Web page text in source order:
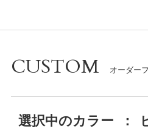
CUSTOM
選択中のカラー ：